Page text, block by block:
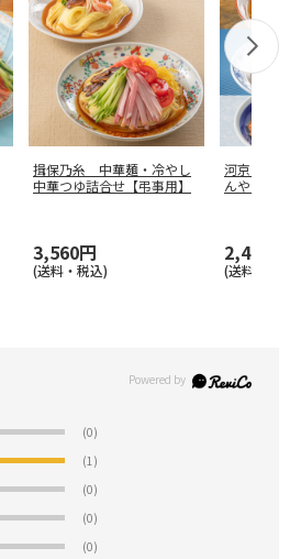
揖保乃糸 中華麺・冷やし
中華つゆ詰合せ【弔事用】
3,560円
(送料・税込)
河京の喜多
んやり夏麺
2,480円
(送料・税込)
(0)
(1)
(0)
(0)
(0)